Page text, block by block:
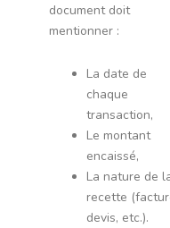
document doit
mentionner :
La date de
chaque
transaction,
Le montant
encaissé,
La nature de
recette
devis, etc.).